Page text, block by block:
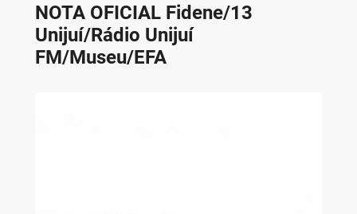
NOTA OFICIAL Fidene/13
Unijuí/Rádio Unijuí
FM/Museu/EFA